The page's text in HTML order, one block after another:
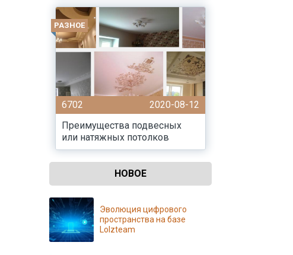
РАЗНОЕ
6702
2020-08-12
Преимущества подвесных
или натяжных потолков
НОВОЕ
Эволюция цифрового
пространства на базе
Lolzteam